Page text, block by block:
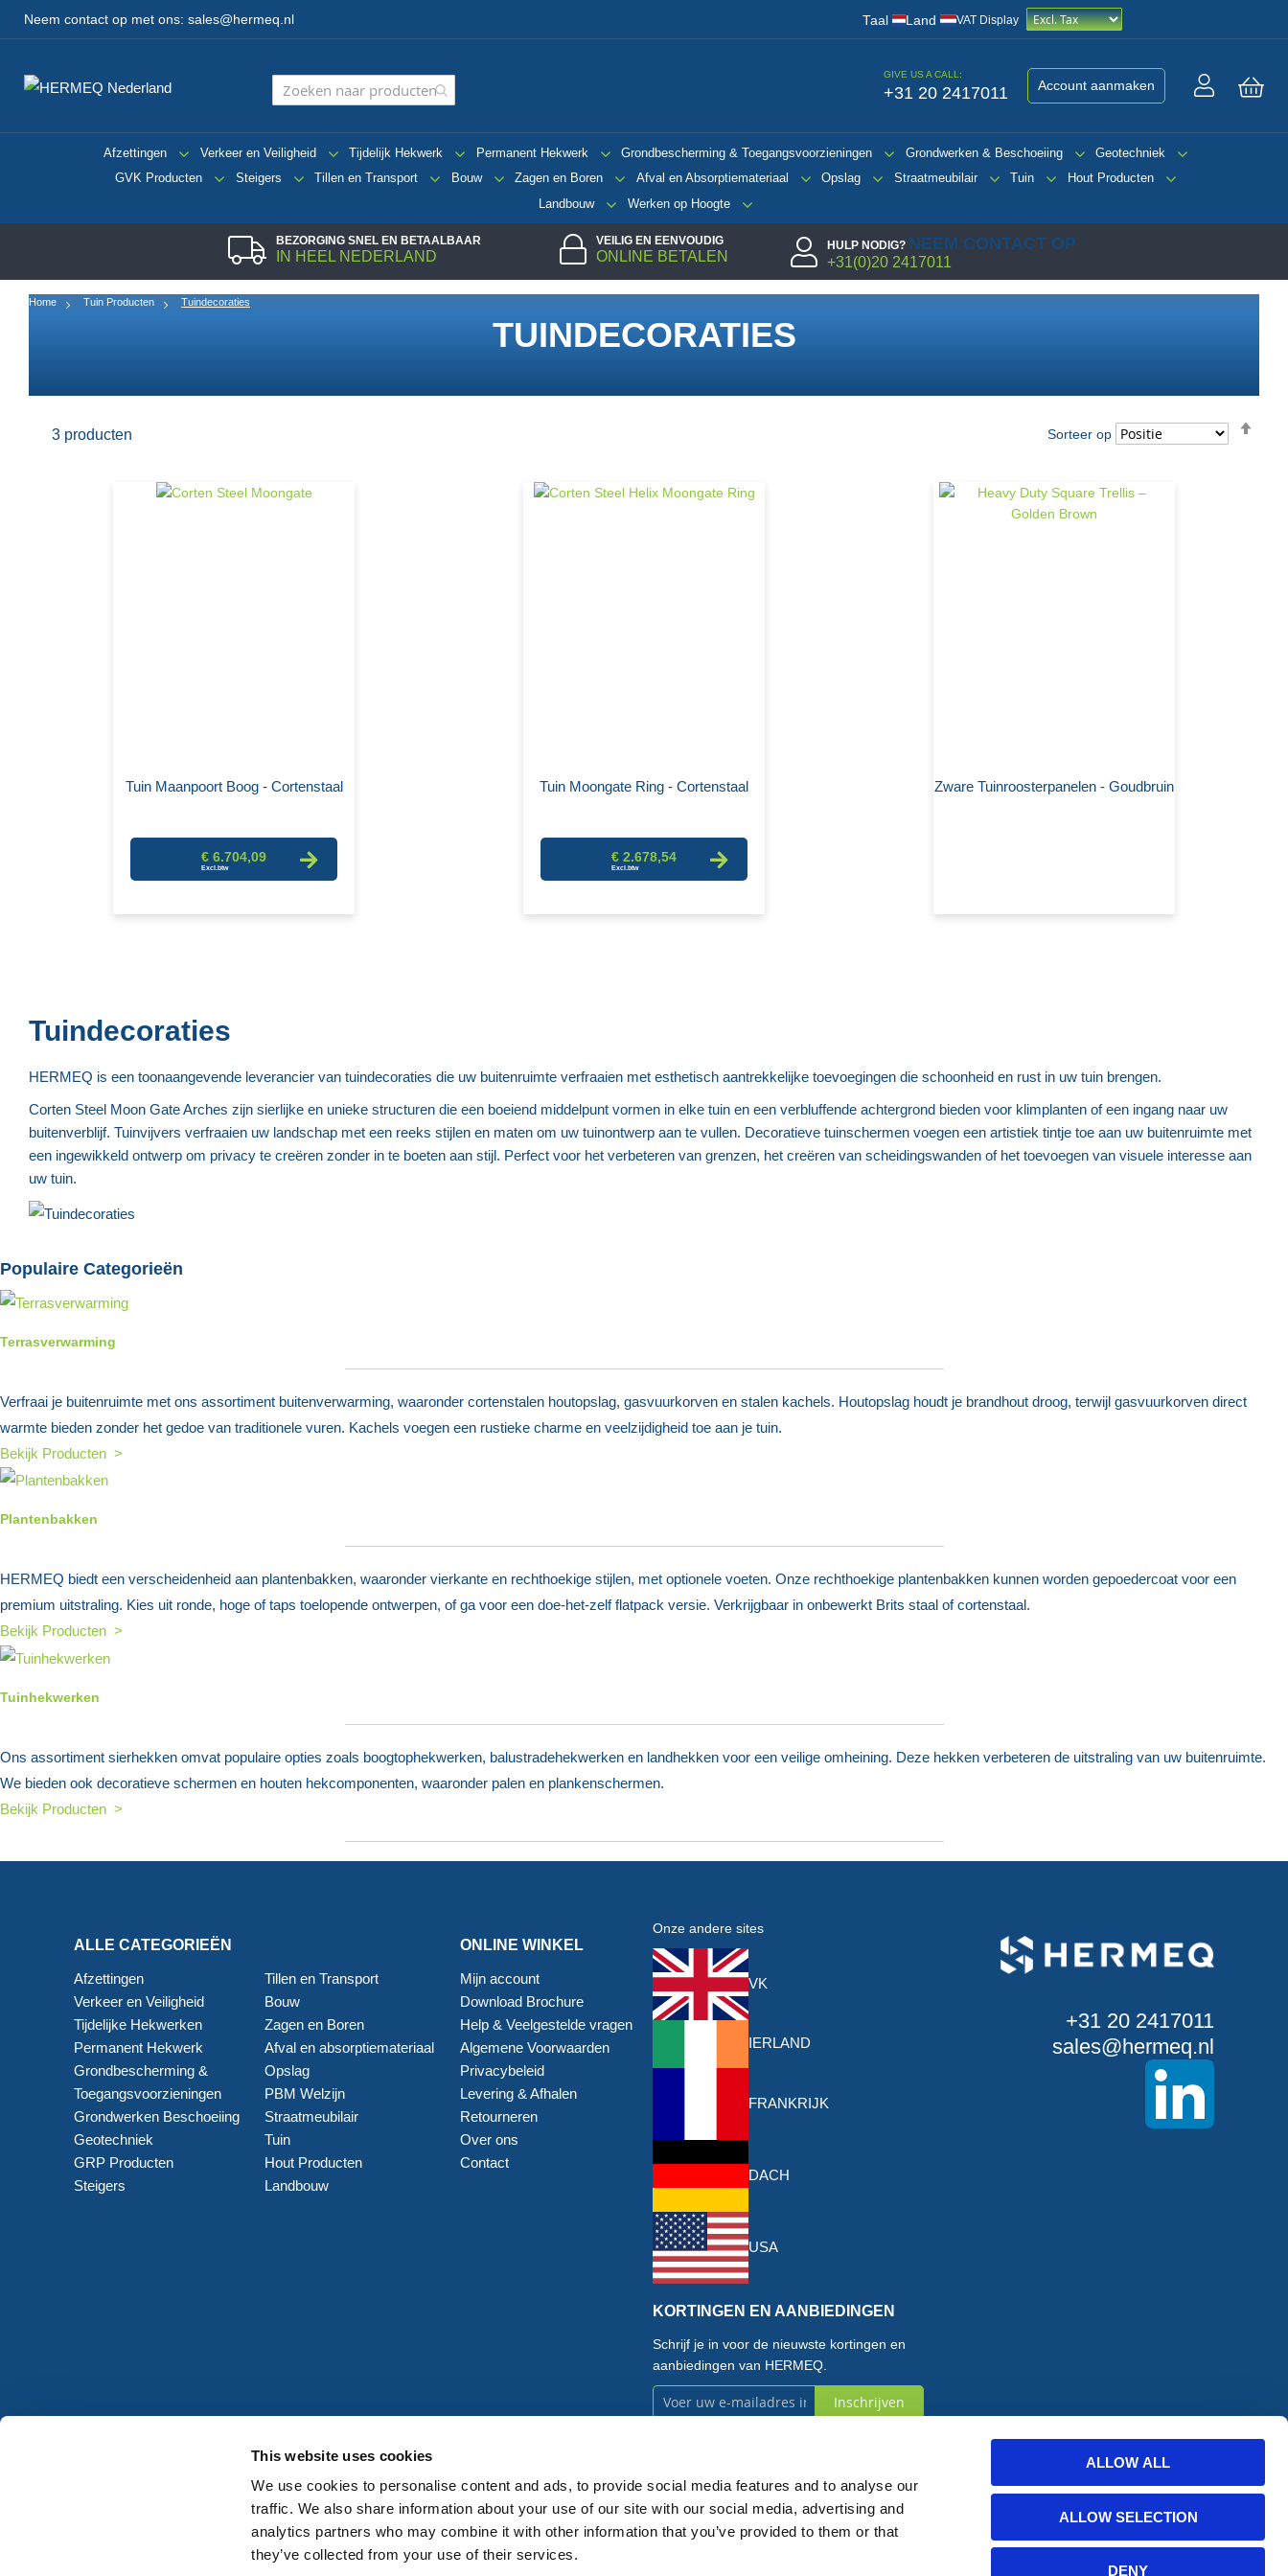
This website uses cookies
We use cookies to personalise content and ads, to provide social media features and to analyse our
traffic. We also share information about your use of our site with our social media, advertising and
analytics partners who may combine it with other information that you’ve provided to them or that
they’ve collected from your use of their services.
ALLOW ALL
ALLOW SELECTION
DENY
Neem contact op met ons: sales@hermeq.nl Taal/ Land VAT Display
GIVE US A CALL:
+31 20 2417011 Account aanmaken
Afzettingen Verkeer en Veiligheid Tijdelijk Hekwerk Permanent Hekwerk Grondbescherming & Toegangsvoorzieningen Grondwerken & Beschoeiing
Geotechniek
GVK Producten
Steigers Tillen en Transport Bouw Zagen en Boren Afval en Absorptiemateriaal Opslag Straatmeubilair Tuin
Hout Producten
Landbouw
Werken op Hoogte
BEZORGING SNEL EN BETAALBAAR
IN HEEL NEDERLAND
VEILIG EN EENVOUDIG
ONLINE BETALEN
HULP NODIG? NEEM CONTACT OP
+31(0)20 2417011
Home Tuin Producten Tuindecoraties
TUINDECORATIES
3 producten Sorteer op
Tuin Maanpoort Boog - Cortenstaal
€ 6.704,09
Tuin Moongate Ring - Cortenstaal
€ 2.678,54
Zware Tuinroosterpanelen - Goudbruin
Tuindecoraties
HERMEQ is een toonaangevende leverancier van tuindecoraties die uw buitenruimte verfraaien met esthetisch aantrekkelijke toevoegingen die schoonheid en rust in uw tuin brengen.
Corten Steel Moon Gate Arches zijn sierlijke en unieke structuren die een boeiend middelpunt vormen in elke tuin en een verbluffende achtergrond bieden voor klimplanten of een ingang naar uw
buitenverblijf. Tuinvijvers verfraaien uw landschap met een reeks stijlen en maten om uw tuinontwerp aan te vullen. Decoratieve tuinschermen voegen een artistiek tintje toe aan uw buitenruimte met
een ingewikkeld ontwerp om privacy te creëren zonder in te boeten aan stijl. Perfect voor het verbeteren van grenzen, het creëren van scheidingswanden of het toevoegen van visuele interesse aan
uw tuin.
Populaire Categorieën
Terrasverwarming
Verfraai je buitenruimte met ons assortiment buitenverwarming, waaronder cortenstalen houtopslag, gasvuurkorven en stalen kachels. Houtopslag houdt je brandhout droog, terwijl gasvuurkorven direct
warmte bieden zonder het gedoe van traditionele vuren. Kachels voegen een rustieke charme en veelzijdigheid toe aan je tuin.
Bekijk Producten >
Plantenbakken
HERMEQ biedt een verscheidenheid aan plantenbakken, waaronder vierkante en rechthoekige stijlen, met optionele voeten. Onze rechthoekige plantenbakken kunnen worden gepoedercoat voor een
premium uitstraling. Kies uit ronde, hoge of taps toelopende ontwerpen, of ga voor een doe-het-zelf flatpack versie. Verkrijgbaar in onbewerkt Brits staal of cortenstaal.
Bekijk Producten >
Tuinhekwerken
Ons assortiment sierhekken omvat populaire opties zoals boogtophekwerken, balustradehekwerken en landhekken voor een veilige omheining. Deze hekken verbeteren de uitstraling van uw buitenruimte.
We bieden ook decoratieve schermen en houten hekcomponenten, waaronder palen en plankenschermen.
Bekijk Producten >
ALLE CATEGORIEËN
Afzettingen
Verkeer en Veiligheid
Tijdelijke Hekwerken
Permanent Hekwerk
Grondbescherming &
Toegangsvoorzieningen
Grondwerken Beschoeiing
Geotechniek
GRP Producten
Steigers
Tillen en Transport
Bouw
Zagen en Boren
Afval en absorptiemateriaal
Opslag
PBM Welzijn
Straatmeubilair
Tuin
Hout Producten
Landbouw
ONLINE WINKEL
Mijn account
Download Brochure
Help & Veelgestelde vragen
Algemene Voorwaarden
Privacybeleid
Levering & Afhalen
Retourneren
Over ons
Contact
Onze andere sites
VK
IERLAND
FRANKRIJK
DACH
USA
KORTINGEN EN AANBIEDINGEN
Schrijf je in voor de nieuwste kortingen en
aanbiedingen van HERMEQ.
Abonneer
op
Inschrijven
+31 20 2417011
sales@hermeq.nl